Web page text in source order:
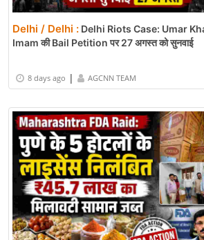
Delhi / Delhi : Delhi Riots Case: Umar
Imam की Bail Petition पर 27 अगस्त को सुनवाई
8 days ago | AGCNN TEAM